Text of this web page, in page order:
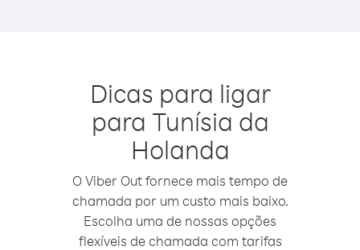
Dicas para ligar
para Tunísia da
Holanda
O Viber Out fornece mais tempo de
chamada por um custo mais baixo.
Escolha uma de nossas opções
flexíveis de chamada com tarifas